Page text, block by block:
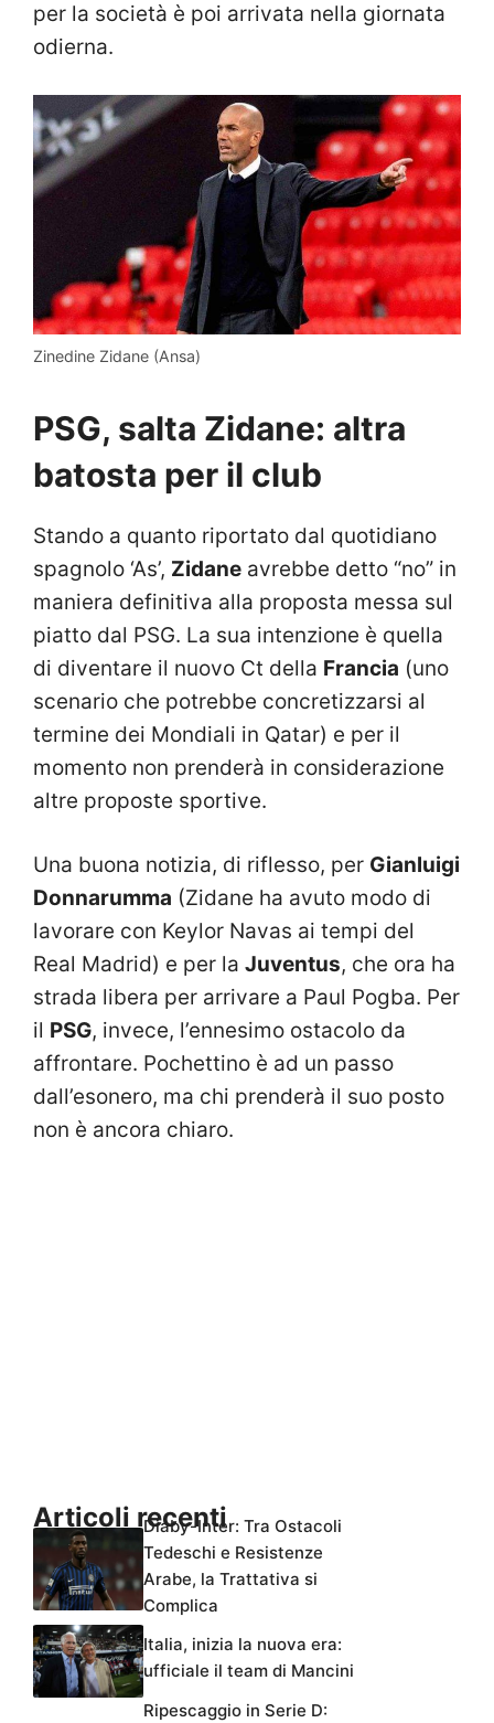
per la società è poi arrivata nella giornata
odierna.
Zinedine Zidane (Ansa)
PSG, salta Zidane: altra
batosta per il club
Stando a quanto riportato dal quotidiano
spagnolo ‘As’, Zidane avrebbe detto “no” in
maniera definitiva alla proposta messa sul
piatto dal PSG. La sua intenzione è quella
di diventare il nuovo Ct della Francia (uno
scenario che potrebbe concretizzarsi al
termine dei Mondiali in Qatar) e per il
momento non prenderà in considerazione
altre proposte sportive.
Una buona notizia, di riflesso, per Gianluigi
Donnarumma (Zidane ha avuto modo di
lavorare con Keylor Navas ai tempi del
Real Madrid) e per la Juventus, che ora ha
strada libera per arrivare a Paul Pogba. Per
il PSG, invece, l’ennesimo ostacolo da
affrontare. Pochettino è ad un passo
dall’esonero, ma chi prenderà il suo posto
non è ancora chiaro.
Articoli recentiDiaby-Inter: Tra Ostacoli
Tedeschi e Resistenze
Arabe, la Trattativa si
Complica
Italia, inizia la nuova era:
ufficiale il team di Mancini
Ripescaggio in Serie D: